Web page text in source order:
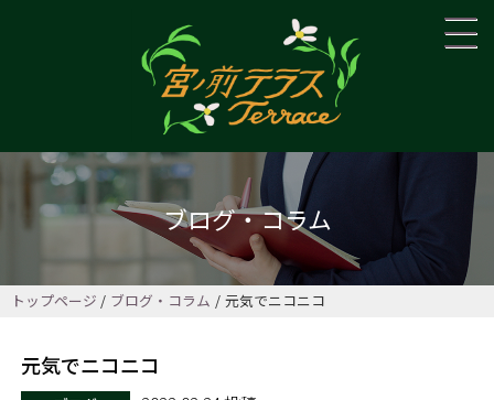
ブログ・コラム
トップページ ブログ・コラム 元気でニコニコ
元気でニコニコ